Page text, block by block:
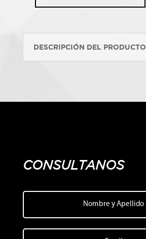
DESCRIPCIÓN DEL PRODUCTO
CONSULTANOS